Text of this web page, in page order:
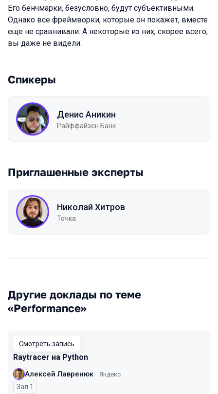
Его бенчмарки, безусловно, будут субъективными.
Однако все фреймворки, которые он покажет, вместе
еще не сравнивали. А некоторые из них, скорее всего,
вы даже не видели.
Спикеры
Денис Аникин
Райффайзен Банк
Приглашенные эксперты
Николай Хитров
Точка
Другие доклады по теме
«Performance»
Смотреть запись
Raytracer на Python
Алексей Лавренюк Яндекс
Зал 1